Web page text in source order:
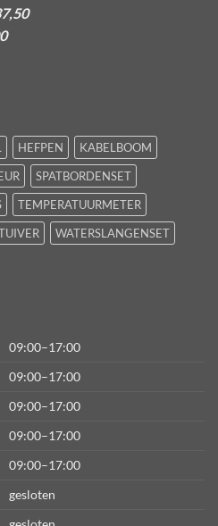
HEFPEN
KABELBOOM
SPATBORDENSET
TEMPERATUURMETER
WATERSLANGENSET
09:00–17:00
09:00–17:00
09:00–17:00
09:00–17:00
09:00–17:00
gesloten